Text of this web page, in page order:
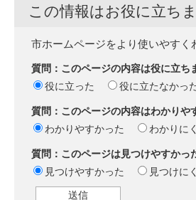
この情報はお役に立ち
市ホームページをより使いやす
質問：このページの内容は役に立ち
役に立った
役に立たなかっ
質問：このページの内容はわかりや
わかりやすかった
わかりに
質問：このページは見つけやすかっ
見つけやすかった
見つけに